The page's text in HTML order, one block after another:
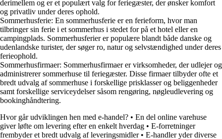
derimellem og er et populært valg for feriegæster, der ønsker komfort
og privatliv under deres ophold.
Sommerhusferie: En sommerhusferie er en ferieform, hvor man
tilbringer sin ferie i et sommerhus i stedet for på et hotel eller en
campingplads. Sommerhusferier er populære blandt både danske og
udenlandske turister, der søger ro, natur og selvstændighed under deres
ferieophold.
Sommerhusfirmaer: Sommerhusfirmaer er virksomheder, der udlejer og
administrerer sommerhuse til feriegæster. Disse firmaer tilbyder ofte et
bredt udvalg af sommerhuse i forskellige prisklasser og beliggenheder
samt forskellige serviceydelser såsom rengøring, nøgleudlevering og
bookinghåndtering.
Hvor går udviklingen hen med e-handel? • En del online varehuse
giver løfte om levering efter en enkelt hverdag • E-forretninger
frembyder et bredt udvalg af leveringsmidler• E-handler yder diverse